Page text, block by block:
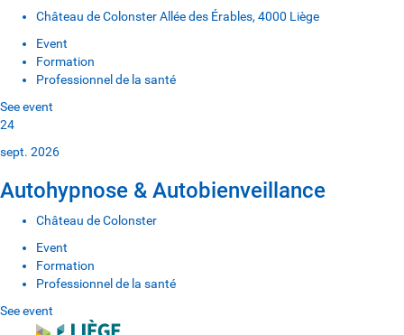
Château de Colonster Allée des Érables, 4000 Liège
Event
Formation
Professionnel de la santé
See event
24
sept. 2026
Autohypnose & Autobienveillance
Château de Colonster
Event
Formation
Professionnel de la santé
See event